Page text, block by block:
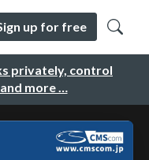
privately, control
more …
up for free